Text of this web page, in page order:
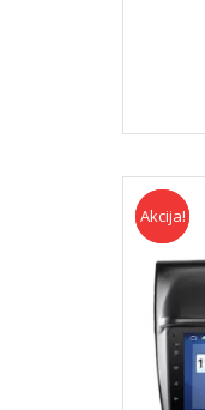
Akcija
Akcija!